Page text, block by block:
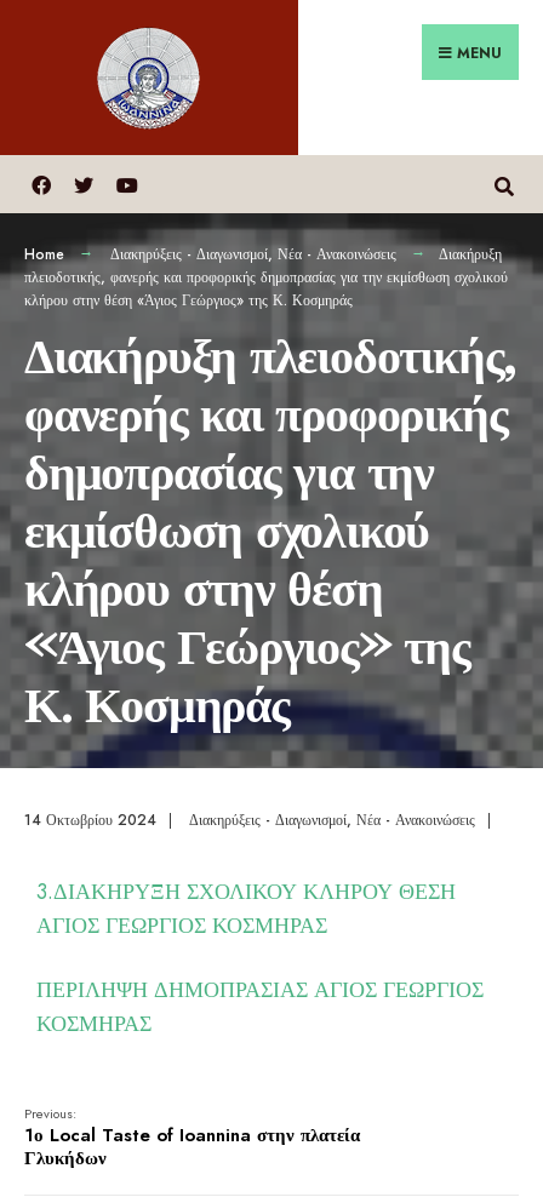
MENU
Home Διακηρύξεις - Διαγωνισμοί, Νέα - Ανακοινώσεις
Διακήρυξη
πλειοδοτικής, φανερής και προφορικής δημοπρασίας για την εκμίσθωση σχολικού
κλήρου στην θέση «Άγιος Γεώργιος» της Κ. Κοσμηράς
Διακήρυξη πλειοδοτικής,
φανερής και προφορικής
δημοπρασίας για την
εκμίσθωση σχολικού
κλήρου στην θέση
«Άγιος Γεώργιος» της
Κ. Κοσμηράς
14 Οκτωβρίου 2024 | Διακηρύξεις - Διαγωνισμοί, Νέα - Ανακοινώσεις |
3.ΔΙΑΚΗΡΥΞΗ ΣΧΟΛΙΚΟΥ ΚΛΗΡΟΥ ΘΕΣΗ
ΑΓΙΟΣ ΓΕΩΡΓΙΟΣ ΚΟΣΜΗΡΑΣ
ΠΕΡΙΛΗΨΗ ΔΗΜΟΠΡΑΣΙΑΣ ΑΓΙΟΣ ΓΕΩΡΓΙΟΣ
ΚΟΣΜΗΡΑΣ
Previous:
1ο Local Taste of Ioannina στην πλατεία
Γλυκήδων